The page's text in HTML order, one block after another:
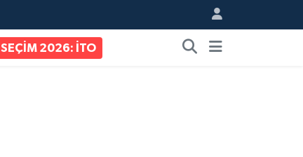
SEÇİM 2026: İTO